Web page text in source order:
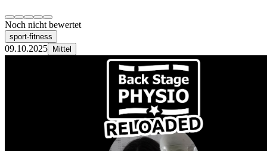
Noch nicht bewertet
sport-fitness
09.10.2025 Mittel